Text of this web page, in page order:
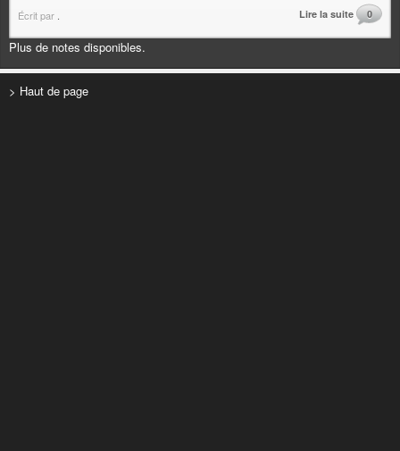
Écrit par Lire la suite 0
Plus de notes disponibles.
> Haut de page